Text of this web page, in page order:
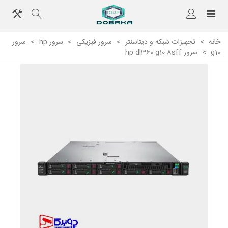
خانه > تجهیزات شبکه و دیتاسنتر > سرور فیزیکی > سرور hp > سرور
g10
> سرور hp dl360 g10 8sff